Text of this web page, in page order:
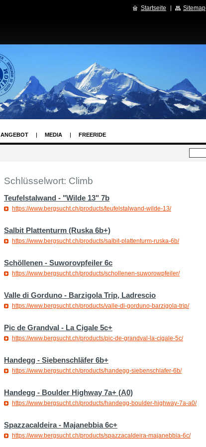
ANGEBOT MEDIA FREERIDE
Schlüsselwort: Climb
Teufelstalwand - "Wilde 13" 7b
https://www.bergsucht.ch/products/teufelstalwand-wilde-13/
Salbit Plattenturm (Ruska 6b+)
https://www.bergsucht.ch/products/salbit-plattenturm-ruska-6b/
Schöllenen - Suworovpfeiler 6c
https://www.bergsucht.ch/products/schollenen-suworowpfeiler/
Valle di Gorduno - Barzigola Trip, Ladrescio
https://www.bergsucht.ch/products/valle-di-gorduno-barzigola-trip/
Pic de Grandval - La Cigale 5c+
https://www.bergsucht.ch/products/pic-de-grandval-la-cigale-5c/
Handegg - Siebenschläfer 6b+
https://www.bergsucht.ch/products/handegg-siebenschlafer-6b/
Handegg - Boulder Highway 7a+ (A0)
https://www.bergsucht.ch/products/handegg-boulder-highway-7a-a0/
Spazzacaldeira - Majanebbia 6c+
https://www.bergsucht.ch/products/spazzacaldeira-majanebbia-6c/
Startseite Sitemap